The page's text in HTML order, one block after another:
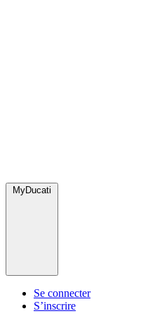
MyDucati
Se connecter
S’inscrire